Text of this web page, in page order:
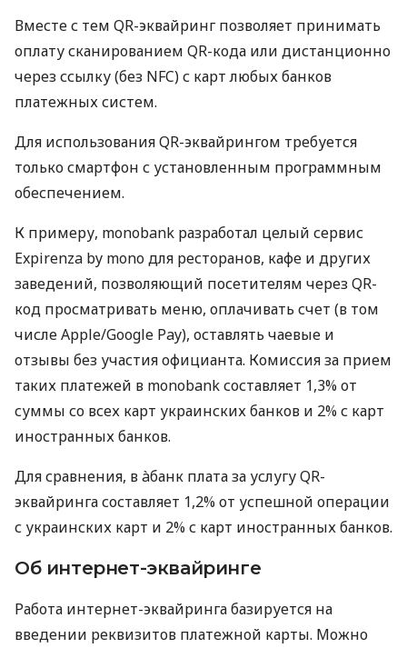
Вместе с тем QR-эквайринг позволяет принимать
оплату сканированием QR-кода или дистанционно
через ссылку (без NFC) с карт любых банков
платежных систем.
Для использования QR-эквайрингом требуется
только смартфон с установленным программным
обеспечением.
К примеру, monobank разработал целый сервис
Expirenza by mono для ресторанов, кафе и других
заведений, позволяющий посетителям через QR-
код просматривать меню, оплачивать счет (в том
числе Apple/Google Pay), оставлять чаевые и
отзывы без участия официанта. Комиссия за прием
таких платежей в monobank составляет 1,3% от
суммы со всех карт украинских банков и 2% с карт
иностранных банков.
Для сравнения, в àбанк плата за услугу QR-
эквайринга составляет 1,2% от успешной операции
с украинских карт и 2% с карт иностранных банков.
Об интернет-эквайринге
Работа интернет-эквайринга базируется на
введении реквизитов платежной карты. Можно